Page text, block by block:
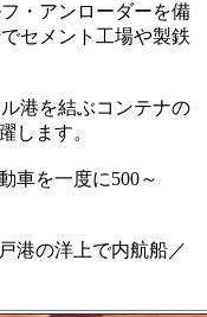
・アンローダーを備
セメント工場や製鉄
港を結ぶコンテナの
します。
車を一度に500～
港の洋上で内航船／